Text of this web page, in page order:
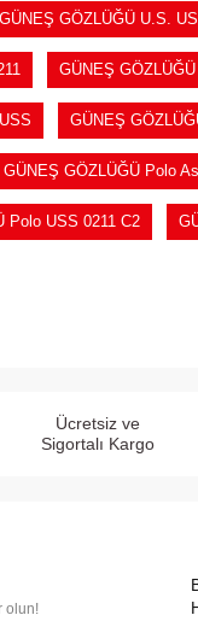
GÜNEŞ GÖZLÜĞÜ U.S.
GÜNEŞ
GÜNEŞ
GÜNEŞ GÖZLÜĞÜ Polo
Polo USS 0211 C2
Ücretsiz ve
Sigortalı Kargo
olun!